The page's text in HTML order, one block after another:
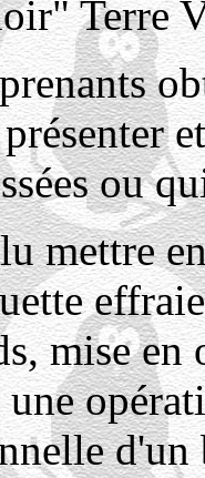
Terre
ou
mettre
mise